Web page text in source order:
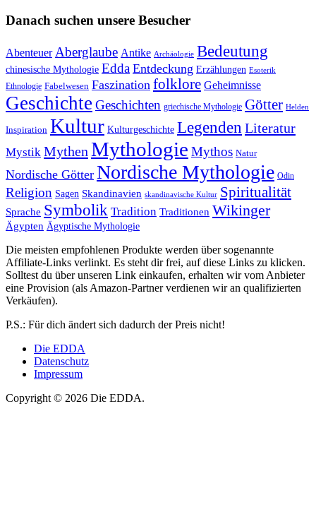
Danach suchen unsere Besucher
Abenteuer Aberglaube Antike Archäologie Bedeutung
chinesische Mythologie Edda Entdeckung Erzählungen Esoterik
Ethnologie Fabelwesen Faszination folklore Geheimnisse
Geschichte Geschichten griechische Mythologie Götter Helden
Inspiration Kultur Kulturgeschichte Legenden Literatur
Mystik Mythen Mythologie Mythos Natur
Nordische Götter Nordische Mythologie Odin
Religion Sagen Skandinavien skandinavische Kultur Spiritualität
Sprache Symbolik Tradition Traditionen Wikinger
Ägypten Ägyptische Mythologie
Die meisten empfohlenen Produkte werden über sogenannte
Affiliate-Links verlinkt. Es steht dir frei, auf diese Links zu klicken.
Solltest du über unseren Link einkaufen, erhalten wir vom Anbieter
eine Provision (als Amazon-Partner verdienen wir an qualifizierten
Verkäufen).
P.S.: Für dich ändert sich dadurch der Preis nicht!
Die EDDA
Datenschutz
Impressum
Copyright © 2026 Die EDDA.